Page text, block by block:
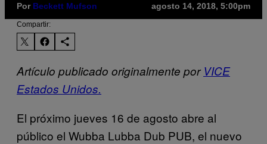
Por Beckett Mufson agosto 14, 2018, 5:00pm
Compartir:
Artículo publicado originalmente porVICE
Estados Unidos.
El próximo jueves 16 de agosto abre al
público el Wubba Lubba Dub PUB, el nuevo